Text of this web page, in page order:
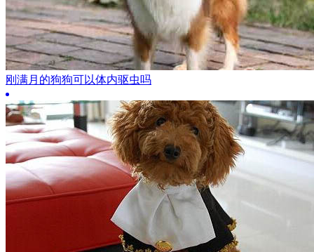
刚满月的狗狗可以体内驱虫吗